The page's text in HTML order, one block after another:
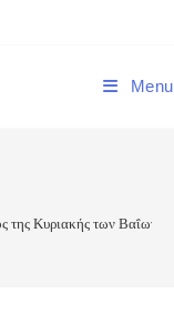
Menu
της Κυριακής των Βαΐων